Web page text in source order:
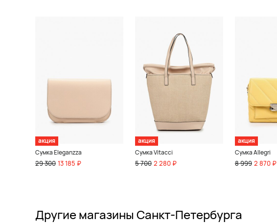
акция
Сумка Eleganzza
29 300 13 185 ₽
акция
Сумка Vitacci
5 700 2 280 ₽
акция
Сумка Allegri
8 999 2 870 ₽
Другие магазины Санкт-Петербурга